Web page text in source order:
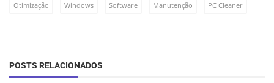
Otimização Windows Software Manutenção PC Cleaner
POSTS RELACIONADOS